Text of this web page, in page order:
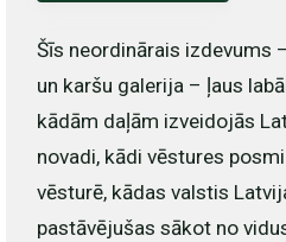
Šīs neordinārais izdevums
un karšu galerija – ļaus
kādām daļām izveidojās
novadi, kādi vēstures
vēsturē, kādas valstis
pastāvējušas sākot no